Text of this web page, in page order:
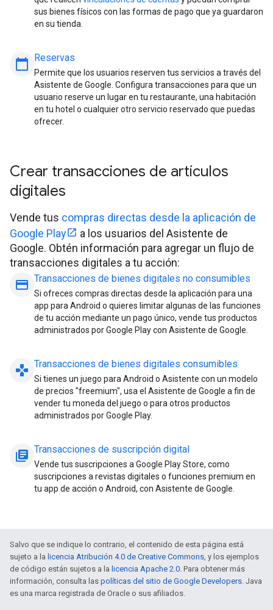
sus bienes físicos con las formas de pago que ya guardaron
en su tienda.
calendar_today Reservas
Permite que los usuarios reserven tus servicios a través del
Asistente de Google. Configura transacciones para que un
usuario reserve un lugar en tu restaurante, una habitación
en tu hotel o cualquier otro servicio reservado que puedas
ofrecer.
Crear transacciones de artículos
digitales
Vende tus compras directas desde la aplicación de
Google Play
a los usuarios del Asistente de
Google. Obtén información para agregar un flujo de
transacciones digitales a tu acción:
payment Transacciones de bienes digitales no consumibles
Si ofreces compras directas desde la aplicación para una
app para Android o quieres limitar algunas de las funciones
de tu acción mediante un pago único, vende tus productos
administrados por Google Play con Asistente de Google.
gamepad Transacciones de bienes digitales consumibles
Si tienes un juego para Android o Asistente con un modelo
de precios "freemium", usa el Asistente de Google a fin de
vender tu moneda del juego o para otros productos
administrados por Google Play.
library_books Transacciones de suscripción digital
Vende tus suscripciones a Google Play Store, como
suscripciones a revistas digitales o funciones premium en
tu app de acción o Android, con Asistente de Google.
Salvo que se indique lo contrario, el contenido de esta página está
sujeto a la licencia Atribución 4.0 de Creative Commons, y los ejemplos
de código están sujetos a la licencia Apache 2.0. Para obtener más
información, consulta las políticas del sitio de Google Developers. Java
es una marca registrada de Oracle o sus afiliados.